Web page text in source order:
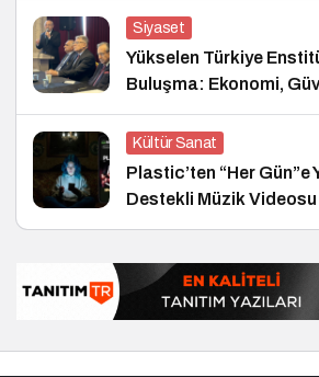
Siyaset
Yükselen Türkiye
Buluşma: Ekonomi,
ve Hukuk Konferansı
Kültür Sanat
Plastic’ten “Her Gün”e
Destekli Müzik Videosu